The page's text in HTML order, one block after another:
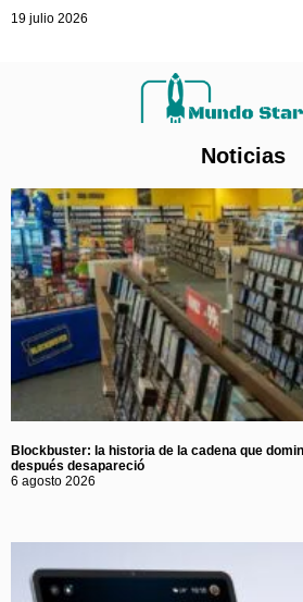
19 julio 2026
Noticias
Blockbuster: la historia de la cadena que
después desapareció
6 agosto 2026